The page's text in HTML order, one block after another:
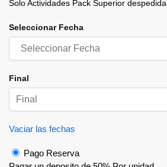
Solo Actividades Pack Superior
Seleccionar Fecha
Final
Vaciar las fechas
Pago Reserva